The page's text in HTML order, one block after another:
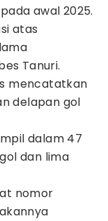
awal 2025.
atas
Tanuri.
mencatatkan
delapan gol
dalam 47
dan lima
nomor